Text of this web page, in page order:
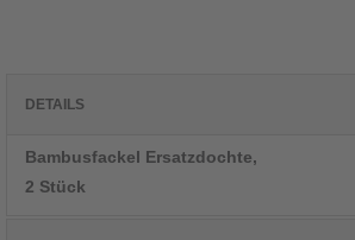
DETAILS
Bambusfackel Ersatzdochte,
2 Stück